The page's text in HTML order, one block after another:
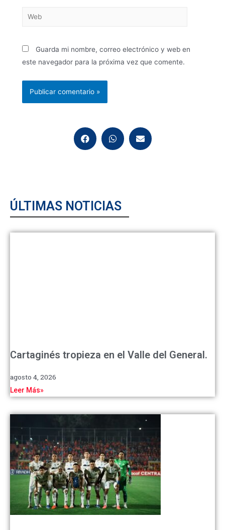
Guarda mi nombre, correo electrónico y web en
este navegador para la próxima vez que comente.
ÚLTIMAS NOTICIAS
Cartaginés tropieza en el Valle del General.
agosto 4, 2026
Leer Más»